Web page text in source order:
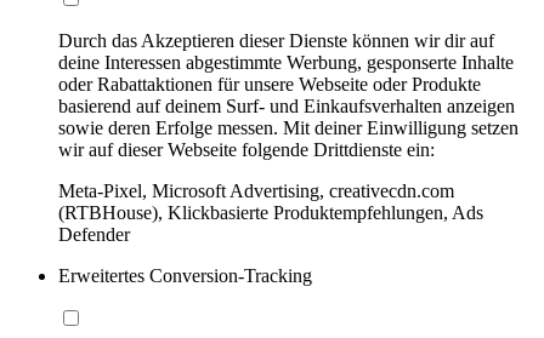
Durch das Akzeptieren dieser Dienste können wir dir auf
deine Interessen abgestimmte Werbung, gesponserte Inhalte
oder Rabattaktionen für unsere Webseite oder Produkte
basierend auf deinem Surf- und Einkaufsverhalten anzeigen
sowie deren Erfolge messen. Mit deiner Einwilligung setzen
wir auf dieser Webseite folgende Drittdienste ein:
Meta-Pixel, Microsoft Advertising, creativecdn.com
(RTBHouse), Klickbasierte Produktempfehlungen, Ads
Defender
Erweitertes Conversion-Tracking